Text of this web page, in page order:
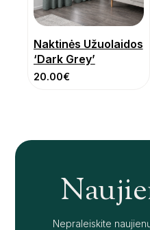
Naktinės Užuolaidos
‘Dark Grey’
20.00€
Nepraleiskite